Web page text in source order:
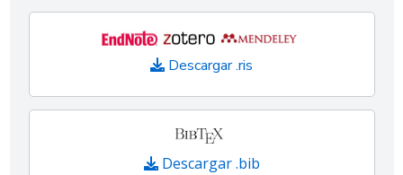
Descargar .ris
Descargar .bib